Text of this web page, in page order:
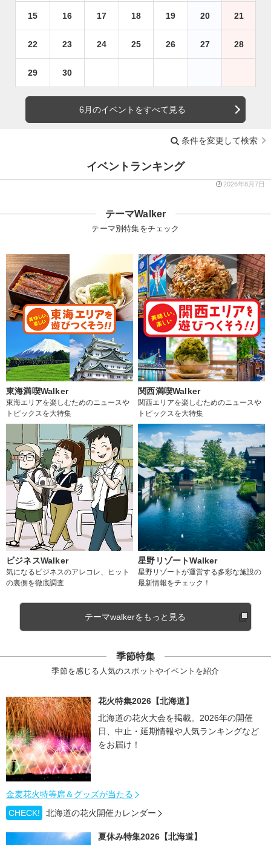
15 16 17 18 19 20 21
22 23 24 25 26 27 28
29 30
6月のイベントをすべて見る
条件を変更して検索
イベントランキング
2026年8月7日
テーマWalker
テーマ別特集をチェック
東海満喫Walker
東海エリアを楽しむためのニュースや
トピックスを大特集
関西満喫Walker
関西エリアを楽しむためのニュースや
トピックスを大特集
ビジネスWalker
気になるビジネスのアレコレ、ヒット
の裏側を徹底調査
星野リゾートWalker
星野リゾートが運営する多彩な施設の
最新情報をチェック！
テーマwalkerをもっと見る
季節特集
季節を感じる人気のスポットやイベントを紹介
花火特集2026【北海道】
北海道の花火大会を掲載。2026年の開催
日、中止・延期情報や人気ランキングなど
をお届け！
金麦花火特等席＆グッズが当たる
CHECK!
北海道の花火開催カレンダー
夏休み特集2026【北海道】